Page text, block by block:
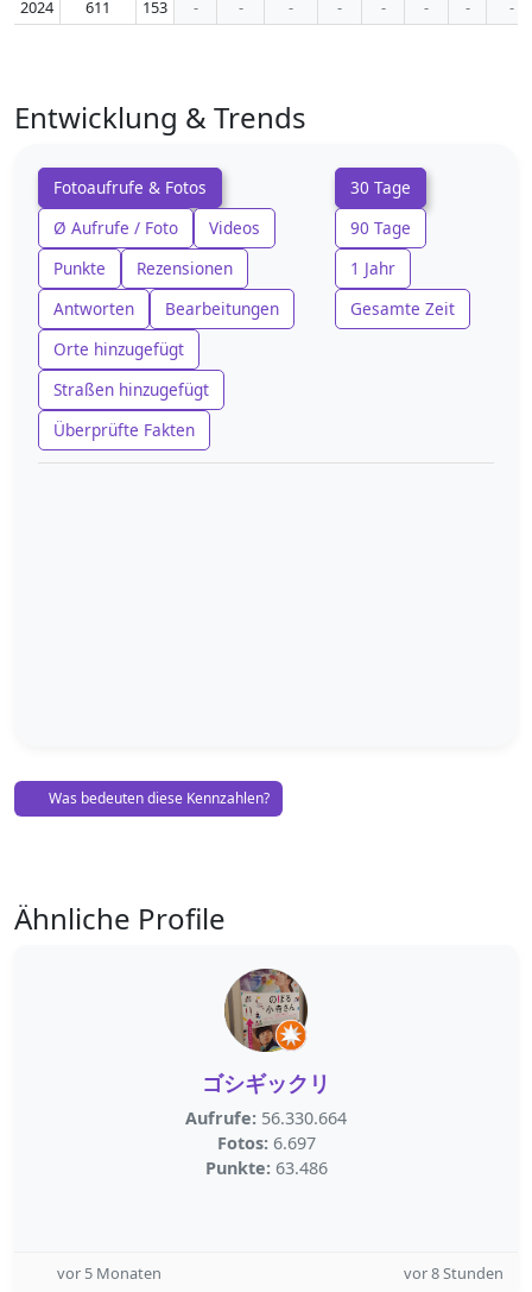
2024 611 153 - - - - - - - -
Entwicklung & Trends
Fotoaufrufe & Fotos
Ø Aufrufe / Foto
Videos
Punkte
Rezensionen
Antworten
Bearbeitungen
Orte hinzugefügt
Straßen hinzugefügt
Überprüfte Fakten
30 Tage
90 Tage
1 Jahr
Gesamte Zeit
Was bedeuten diese Kennzahlen?
Ähnliche Profile
ゴシギックリ
Aufrufe: 56.330.664
Fotos: 6.697
Punkte: 63.486
vor 5 Monaten vor 8 Stunden